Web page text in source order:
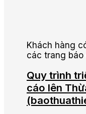
Khách hàng
các trang báo
Quy trình
cáo lên